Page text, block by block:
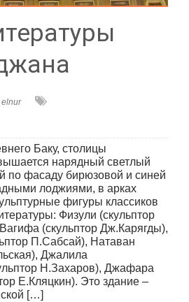
elnur
Баку, столицы
нарядный светлый
по фасаду бирюзовой и синей
лоджиями, в арках
фигуры классиков
Физули (скульптор
(скульптор Дж.Карягды),
П.Сабсай), Натаван
Джалила
Н.Захаров), Джафара
Е.Кляцкин). Это здание –
[…]